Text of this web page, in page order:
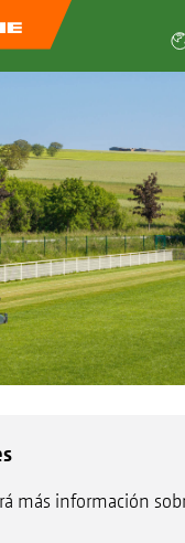
más información